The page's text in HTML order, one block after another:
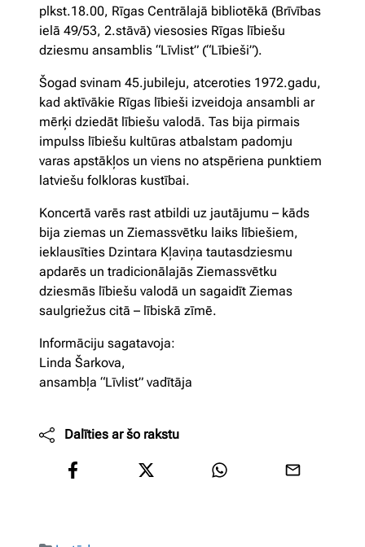
plkst.18.00, Rīgas Centrālajā bibliotēkā (Brīvības
ielā 49/53, 2.stāvā) viesosies Rīgas lībiešu
dziesmu ansamblis “Līvlist” (“Lībieši”).
Šogad svinam 45.jubileju, atceroties 1972.gadu,
kad aktīvākie Rīgas lībieši izveidoja ansambli ar
mērķi dziedāt lībiešu valodā. Tas bija pirmais
impulss lībiešu kultūras atbalstam padomju
varas apstākļos un viens no atspēriena punktiem
latviešu folkloras kustībai.
Koncertā varēs rast atbildi uz jautājumu – kāds
bija ziemas un Ziemassvētku laiks lībiešiem,
ieklausīties Dzintara Kļaviņa tautasdziesmu
apdarēs un tradicionālajās Ziemassvētku
dziesmās lībiešu valodā un sagaidīt Ziemas
saulgriežus citā – lībiskā zīmē.
Informāciju sagatavoja:
Linda Šarkova,
ansambļa “Līvlist” vadītāja
Dalīties ar šo rakstu